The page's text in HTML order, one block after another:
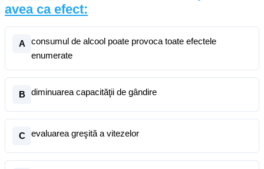
avea ca efect:
A
consumul de alcool poate provoca toate efectele
enumerate
B diminuarea capacităţii de gândire
C evaluarea greşită a vitezelor